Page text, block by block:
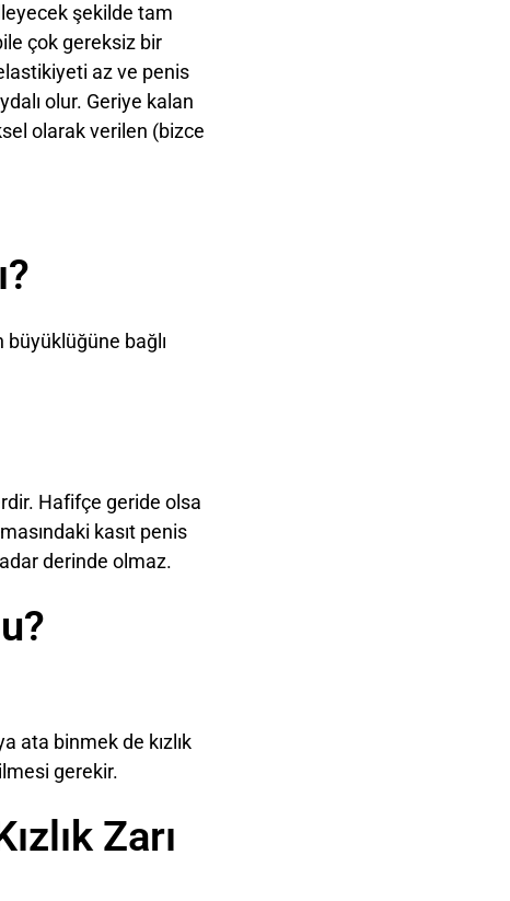
şekilde tam
çok gereksiz bir
az ve penis
olur. Geriye kalan
olarak verilen (bizce
büyüklüğüne bağlı
Hafifçe geride olsa
kasıt penis
derinde olmaz.
ata binmek de kızlık
gerekir.
Zarı